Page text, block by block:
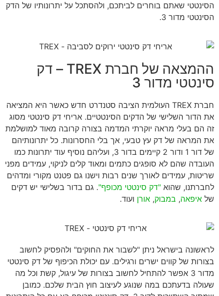
הסינטטי שאתם בוחרים לביתכם, ולהסתכל על יתרונותיו של הדק
הסינטטי מדור 3.
ההמצאה של חברת TREX – דק
סינטטי מדור 3
חברת TREX העולמית הציבה סטנדרט חדש כאשר היא המציאה
את הדור השלישי של הדקים הסינטטיים. אריחי דק סינטטי מסוג
זה הם בעלי מראה יוקרתי המדמה בצורה קרובה מאוד למושלמת
את המראה של דק עץ טבעי, אך בלי החסרונות. כל יתרונותיהם
של דור 1 ודור 2 קיימים בדור 3, ועליהם נוסיף עוד יתרונות כמו
העובדה שהם לא סופגים כתמים ומאוד קלים לניקוי, עמידים מפני
שריטות, עמידים לאורך שנים רבות וישנו גם פטנט מקורי ומדהים
לחברתנו, שהוא "דק סינטטי מכופף". גם בדור בשלישי יש דקים
של איפאה, במבוק, אורן ועוד.
לראשונה בישראל ניתן "לשבור את החוקים" ולהפסיק לחשוב
בצורות של קווים ישרים ורגילים. עם יכולת הכיפוף של דק סינטטי
מדור 3 אפשר להתחיל לחשוב בצורות של עיגול, קשת וכל מה
שעולה בדעתכם במה שנוגע לעיצוב חוץ הבית שלכם. כמובן